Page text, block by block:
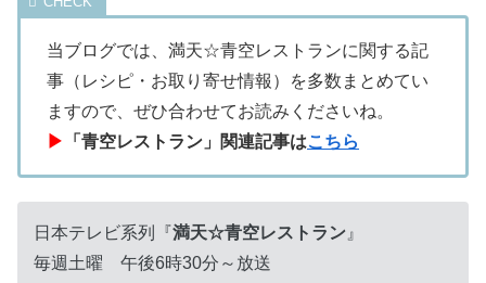
当ブログでは、満天☆青空レストランに関する記
事（レシピ・お取り寄せ情報）を多数まとめてい
ますので、ぜひ合わせてお読みくださいね。
▶
「青空レストラン」関連記事はこちら
日本テレビ系列『満天☆青空レストラン 』
毎週土曜 午後6時30分～放送